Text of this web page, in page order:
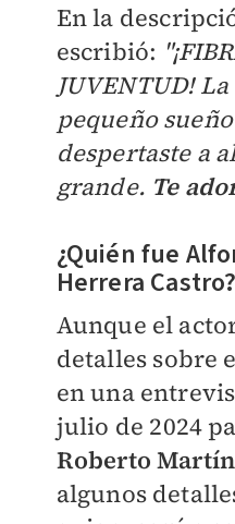
En la
escribió: "
JUVENTUD!
pequeño
despertaste a
grande. Te
¿Quién fue
Herrera Castro?
Aunque el
detalles sobre
en una
julio de 2024
Roberto
algunos